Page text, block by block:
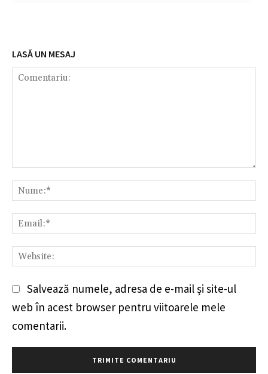
LASĂ UN MESAJ
Salvează numele, adresa de e-mail și site-ul
web în acest browser pentru viitoarele mele
comentarii.